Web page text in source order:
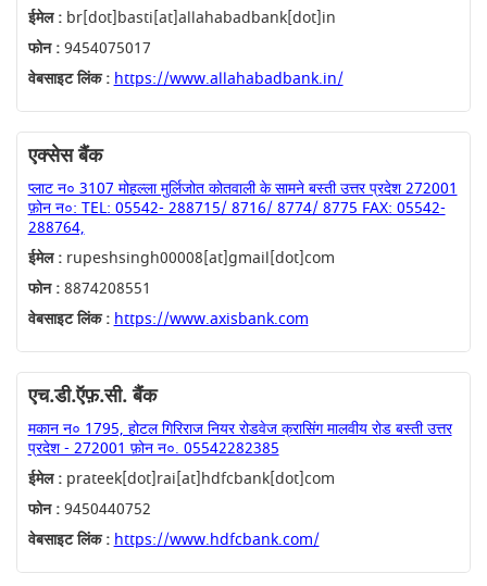
ईमेल :br[dot]basti[at]allahabadbank[dot]in
फोन :9454075017
वेबसाइट लिंक : https://www.allahabadbank.in/
एक्सेस बैंक
प्लाट न० 3107 मोहल्ला मुर्लिजोत कोतवाली के सामने बस्ती उत्तर प्रदेश 272001
फ़ोन न०: TEL: 05542- 288715/ 8716/ 8774/ 8775 FAX: 05542-
288764,
ईमेल :rupeshsingh00008[at]gmail[dot]com
फोन :8874208551
वेबसाइट लिंक : https://www.axisbank.com
एच.डी.ऍफ़.सी. बैंक
मकान न० 1795, होटल गिरिराज नियर रोडवेज क्रासिंग मालवीय रोड बस्ती उत्तर
प्रदेश - 272001 फ़ोन न०. 05542282385
ईमेल :prateek[dot]rai[at]hdfcbank[dot]com
फोन :9450440752
वेबसाइट लिंक : https://www.hdfcbank.com/